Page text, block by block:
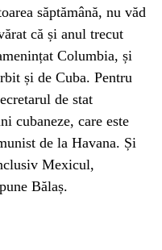
săptămână, nu văd
că și anul trecut
Columbia, și
și de Cuba. Pentru
de stat
cubaneze, care este
de la Havana. Și
Mexicul,
Bălaș.